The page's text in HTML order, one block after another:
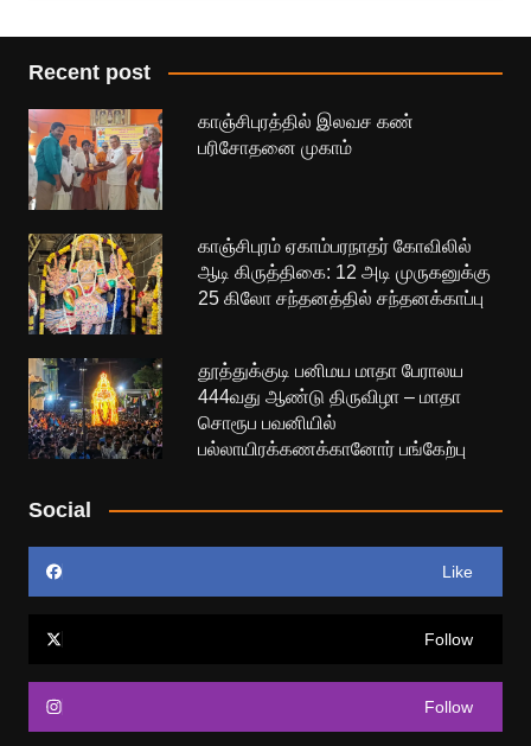
Recent post
காஞ்சிபுரத்தில் இலவச கண்
பரிசோதனை முகாம்
காஞ்சிபுரம் ஏகாம்பரநாதர் கோவிலில்
ஆடி கிருத்திகை: 12 அடி முருகனுக்கு
25 கிலோ சந்தனத்தில் சந்தனக்காப்பு
தூத்துக்குடி பனிமய மாதா பேராலய
444வது ஆண்டு திருவிழா – மாதா
சொரூப பவனியில்
பல்லாயிரக்கணக்கானோர் பங்கேற்பு
Social
Like
Follow
Follow